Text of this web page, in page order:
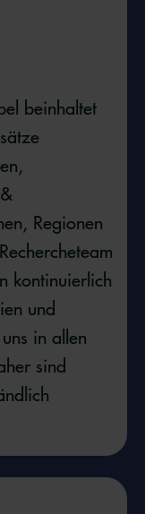
beinhaltet
Regionen
kontinuierlich
und
in allen
sind